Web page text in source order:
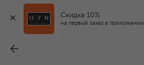
Скидка 10%
на первый заказ в приложении